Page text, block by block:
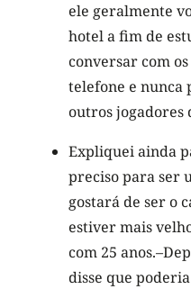
ele geralmente
hotel a fim de
conversar com
telefone e nunca
outros jogadores
Expliquei ainda
preciso para ser
gostará de ser o
estiver mais
com 25
disse que